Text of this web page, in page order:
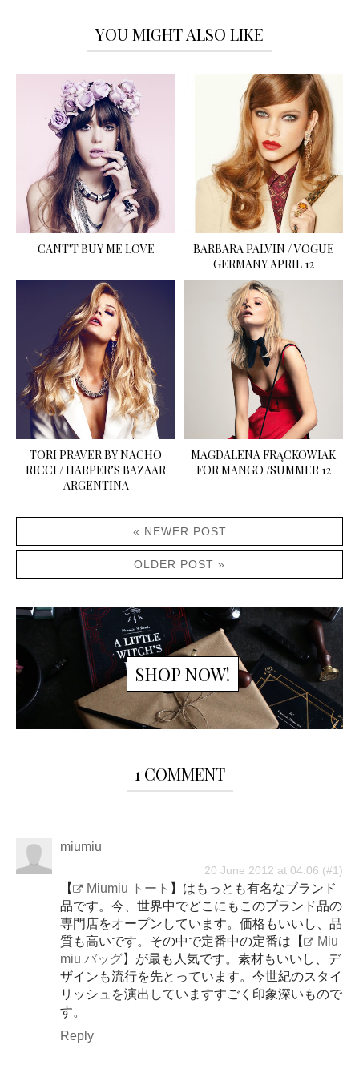
YOU MIGHT ALSO LIKE
CANT'T BUY ME LOVE
BARBARA PALVIN / VOGUE
GERMANY APRIL 12
TORI PRAVER BY NACHO
RICCI / HARPER’S BAZAAR
ARGENTINA
MAGDALENA FRĄCKOWIAK
FOR MANGO /SUMMER 12
« NEWER POST
OLDER POST »
SHOP NOW!
1 COMMENT
miumiu
20 June 2012 at 04:06
【 Miumiu トート 】はもっとも有名なブランド
品です。今、世界中でどこにもこのブランド品の
専門店をオープンしています。価格もいいし、品
質も高いです。その中で定番中の定番は【
Miu
miu バッグ】が最も人気です。素材もいいし、デ
ザインも流行を先とっています。今世紀のスタイ
リッシュを演出していますすごく印象深いもので
す。
Reply